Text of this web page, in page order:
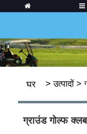
घर > उत्पादों>
ग्राउंड गोल्फ क्लब